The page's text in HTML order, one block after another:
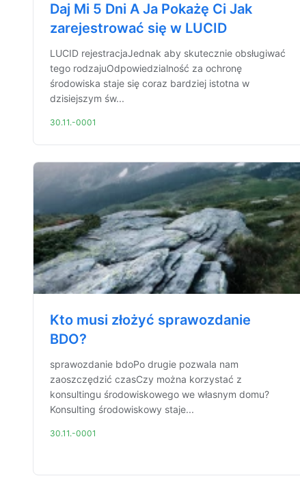
Daj Mi 5 Dni A Ja Pokażę Ci Jak
zarejestrować się w LUCID
LUCID rejestracjaJednak aby skutecznie obsługiwać
tego rodzajuOdpowiedzialność za ochronę
środowiska staje się coraz bardziej istotna w
dzisiejszym św...
30.11.-0001
Kto musi złożyć sprawozdanie
BDO?
sprawozdanie bdoPo drugie pozwala nam
zaoszczędzić czasCzy można korzystać z
konsultingu środowiskowego we własnym domu?
Konsulting środowiskowy staje...
30.11.-0001